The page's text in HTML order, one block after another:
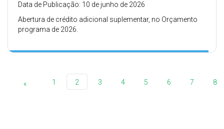
Data de Publicação: 10 de junho de 2026
Abertura de crédito adicional suplementar, no Orçamento
programa de 2026.
« 1 2 3 4 5 6 7 8